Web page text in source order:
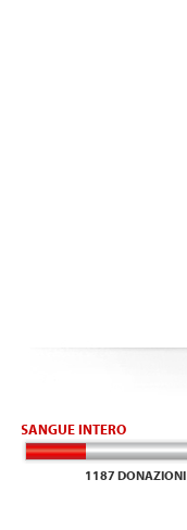
SANGUE INTERO
1187 DONAZIONI